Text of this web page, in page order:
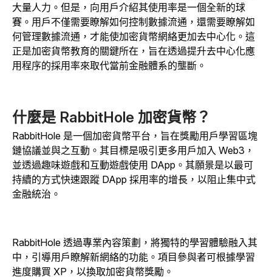
大量人力。但是，向用戶介紹其使用率是一個全新的球
賽。用戶不僅需要瞭解如何控制數據流通，還需要瞭解如
何管理數據流通，才能使加密貨幣網絡更加去中心化。這
正是加密貨幣教育的關鍵所在，旨在透過提升去中心化應
用程序的採用率來取代當前金融體系的壟斷。
什麼是 RabbitHole 加密貨幣？
RabbitHole 是一個加密貨幣平台，旨在獎勵用戶學習區塊
鏈協議並與之互動。其目標是吸引更多用戶加入 Web3，
並透過趣味遊戲和互動遊戲使用 DApp。其願景是以最可
持續的方式快速跟蹤 DApp 採用率的增長，以阻止集中式
金融統治。
RabbitHole 透過專業內容策劃，將獨特的學習體驗融入其
中，引導用戶瞭解新網絡的功能。項目參與者可根據學習
進度購買 XP，以換取加密貨幣獎勵。